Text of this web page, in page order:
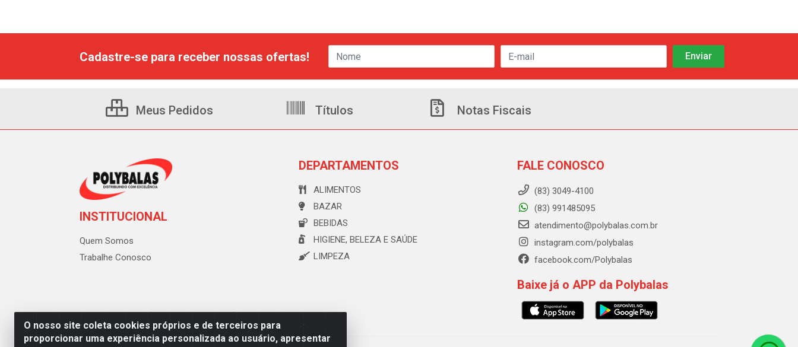
O nosso site coleta cookies próprios e de terceiros para
proporcionar uma experiência personalizada ao usuário, apresentar
Cadastre-se para receber nossas ofertas!
Meus Pedidos Títulos Notas Fiscais
INSTITUCIONAL
Quem Somos
Trabalhe Conosco
DEPARTAMENTOS
ALIMENTOS
BAZAR
BEBIDAS
HIGIENE, BELEZA E SAÚDE
LIMPEZA
FALE CONOSCO
(83) 3049-4100
(83) 991485095
atendimento@polybalas.com.br
instagram.com/polybalas
facebook.com/Polybalas
Baixe já o APP da Polybalas